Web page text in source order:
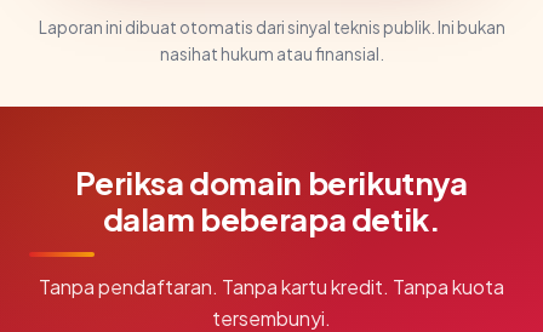
Laporan ini dibuat otomatis dari sinyal teknis publik. Ini bukan
nasihat hukum atau finansial.
Periksa domain berikutnya
dalam beberapa detik.
Tanpa pendaftaran. Tanpa kartu kredit. Tanpa kuota
tersembunyi.